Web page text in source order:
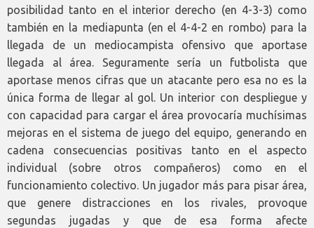
posibilidad tanto en el interior derecho (en 4-3-3) como
también en la mediapunta (en el 4-4-2 en rombo) para la
llegada de un mediocampista ofensivo que aportase
llegada al área. Seguramente sería un futbolista que
aportase menos cifras que un atacante pero esa no es la
única forma de llegar al gol. Un interior con despliegue y
con capacidad para cargar el área provocaría muchísimas
mejoras en el sistema de juego del equipo, generando en
cadena consecuencias positivas tanto en el aspecto
individual (sobre otros compañeros) como en el
funcionamiento colectivo. Un jugador más para pisar área,
que genere distracciones en los rivales, provoque
segundas jugadas y que de esa forma afecte